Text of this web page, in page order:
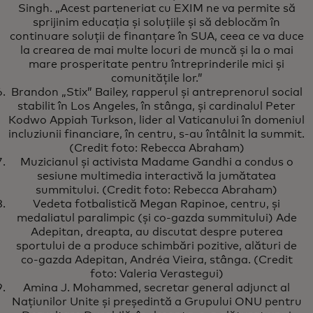
Singh. „Acest parteneriat cu EXIM ne va permite să
sprijinim educația și soluțiile și să deblocăm în
continuare soluții de finanțare în SUA, ceea ce va duce
la crearea de mai multe locuri de muncă și la o mai
mare prosperitate pentru întreprinderile mici și
comunitățile lor.”
Brandon „Stix” Bailey, rapperul și antreprenorul social
stabilit în Los Angeles, în stânga, și cardinalul Peter
Kodwo Appiah Turkson, lider al Vaticanului în domeniul
incluziunii financiare, în centru, s-au întâlnit la summit.
(Credit foto: Rebecca Abraham)
Muzicianul și activista Madame Gandhi a condus o
sesiune multimedia interactivă la jumătatea
summitului. (Credit foto: Rebecca Abraham)
Vedeta fotbalistică Megan Rapinoe, centru, și
medaliatul paralimpic (și co-gazda summitului) Ade
Adepitan, dreapta, au discutat despre puterea
sportului de a produce schimbări pozitive, alături de
co-gazda Adepitan, Andréa Vieira, stânga. (Credit
foto: Valeria Verastegui)
Amina J. Mohammed, secretar general adjunct al
Națiunilor Unite și președintă a Grupului ONU pentru